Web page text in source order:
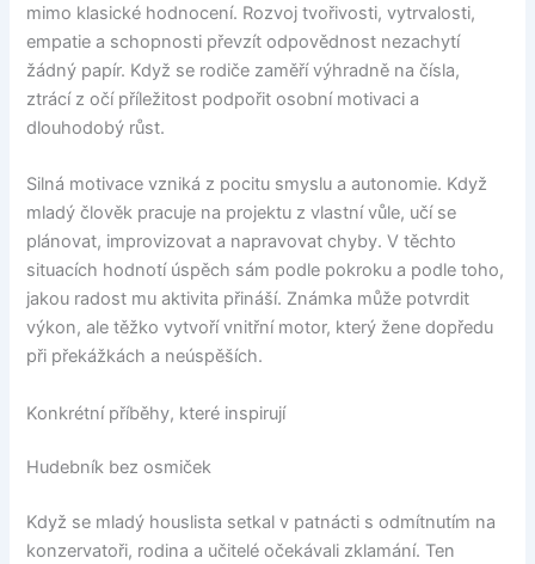
mimo klasické hodnocení. Rozvoj tvořivosti, vytrvalosti,
empatie a schopnosti převzít odpovědnost nezachytí
žádný papír. Když se rodiče zaměří výhradně na čísla,
ztrácí z očí příležitost podpořit osobní motivaci a
dlouhodobý růst.
Silná motivace vzniká z pocitu smyslu a autonomie. Když
mladý člověk pracuje na projektu z vlastní vůle, učí se
plánovat, improvizovat a napravovat chyby. V těchto
situacích hodnotí úspěch sám podle pokroku a podle toho,
jakou radost mu aktivita přináší. Známka může potvrdit
výkon, ale těžko vytvoří vnitřní motor, který žene dopředu
při překážkách a neúspěších.
Konkrétní příběhy, které inspirují
Hudebník bez osmiček
Když se mladý houslista setkal v patnácti s odmítnutím na
konzervatoři, rodina a učitelé očekávali zklamání. Ten